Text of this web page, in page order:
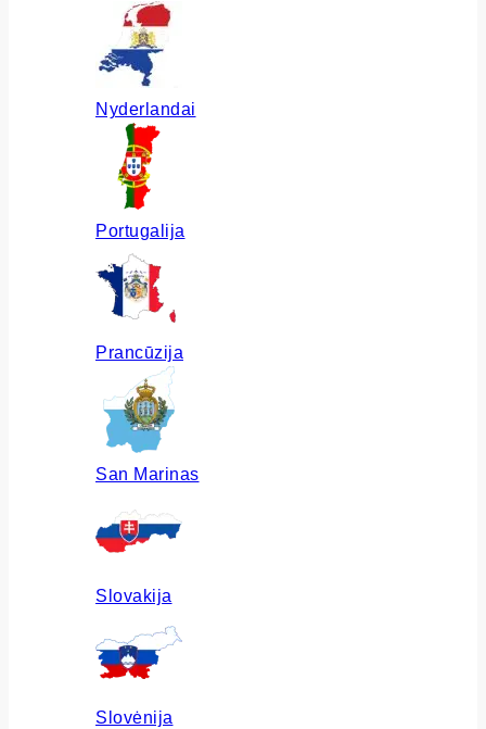
Nyderlandai
Portugalija
Prancūzija
San Marinas
Slovakija
Slovėnija